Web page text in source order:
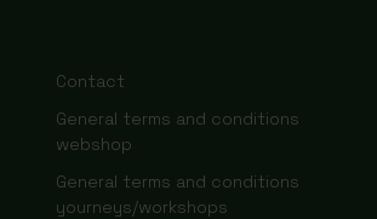
Contact
General terms and conditions
webshop
General terms and conditions
yourneys/workshops